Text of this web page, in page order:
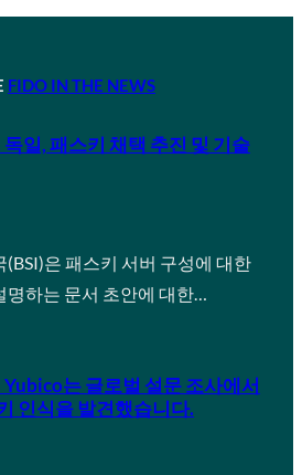
FIDO IN THE NEWS
일, 패스키 채택 추진 및 기술
은 패스키 서버 구성에 대한
하는 문서 초안에 대한…
는 글로벌 설문 조사에서
인식을 발견했습니다.